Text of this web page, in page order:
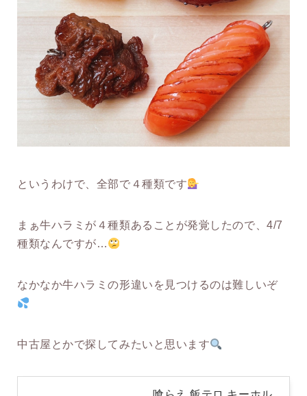
というわけで、全部で４種類です
まぁ牛ハラミが４種類あることが発覚したので、4/7
種類なんですが…
なかなか牛ハラミの形違いを見つけるのは難しいぞ
中古屋とかで探してみたいと思います